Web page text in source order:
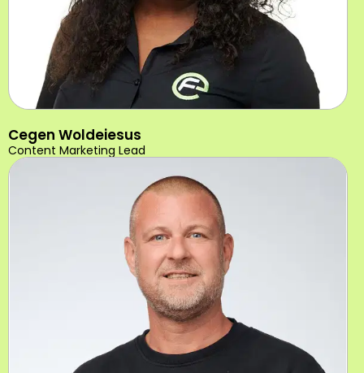
Cegen Woldeiesus
Content Marketing Lead